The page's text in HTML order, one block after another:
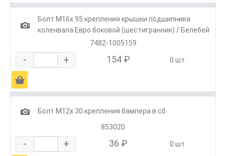
1
Болт М16х 95 крепления крышки подшипника
коленвала Евро боковой (шестигранник) / Белебей
7482-1005159
- + 154 ₽ 0 шт.
Ä
1
Болт М12х 30 крепления бампера в сб.
853020
- + 36 ₽ 0 шт.